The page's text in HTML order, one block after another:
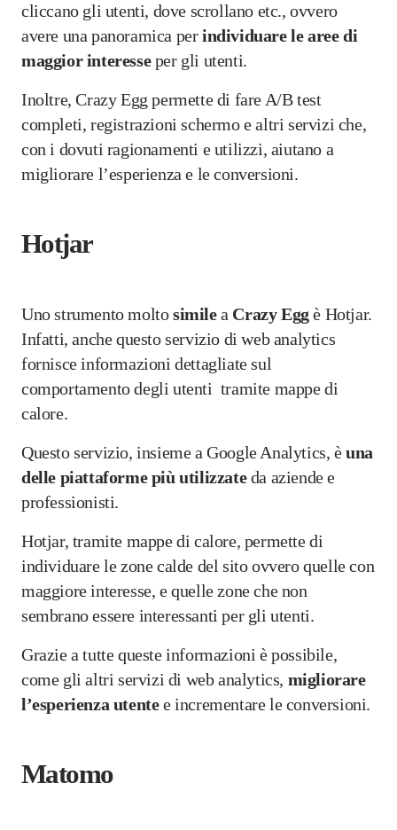
cliccano gli utenti, dove scrollano etc., ovvero
avere una panoramica perindividuare le aree di
maggior interesseper gli utenti.
Inoltre, Crazy Egg permette di fare A/B test
completi, registrazioni schermo e altri servizi che,
con i dovuti ragionamenti e utilizzi, aiutano a
migliorare l’esperienza e le conversioni.
Hotjar
Uno strumento moltosimilea Crazy Eggè Hotjar.
Infatti, anche questo servizio di web analytics
fornisce informazioni dettagliate sul
comportamento degli utenti tramite mappe di
calore.
Questo servizio, insieme a Google Analytics, èuna
delle piattaforme più utilizzateda aziende e
professionisti.
Hotjar, tramite mappe di calore, permette di
individuare le zone calde del sito ovvero quelle con
maggiore interesse, e quelle zone che non
sembrano essere interessanti per gli utenti.
Grazie a tutte queste informazioni è possibile,
come gli altri servizi di web analytics, migliorare
l’esperienza utentee incrementare le conversioni.
Matomo